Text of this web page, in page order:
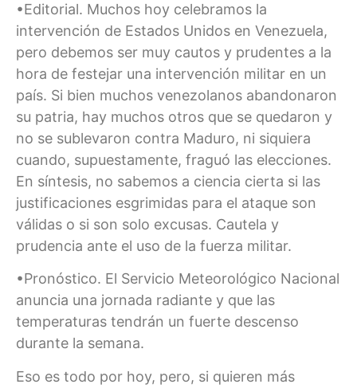
•Editorial. Muchos hoy celebramos la
intervención de Estados Unidos en Venezuela,
pero debemos ser muy cautos y prudentes a la
hora de festejar una intervención militar en un
país. Si bien muchos venezolanos abandonaron
su patria, hay muchos otros que se quedaron y
no se sublevaron contra Maduro, ni siquiera
cuando, supuestamente, fraguó las elecciones.
En síntesis, no sabemos a ciencia cierta si las
justificaciones esgrimidas para el ataque son
válidas o si son solo excusas. Cautela y
prudencia ante el uso de la fuerza militar.
•Pronóstico. El Servicio Meteorológico Nacional
anuncia una jornada radiante y que las
temperaturas tendrán un fuerte descenso
durante la semana.
Eso es todo por hoy, pero, si quieren más